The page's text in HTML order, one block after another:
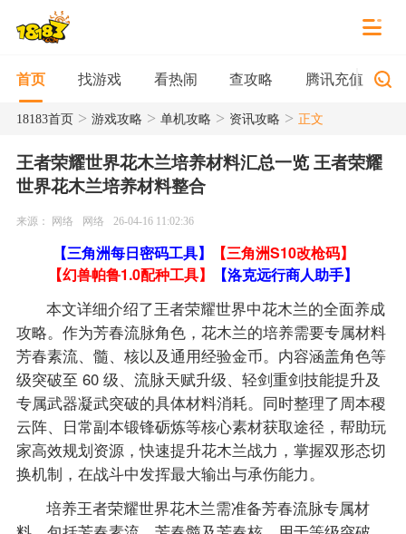
首页 找游戏 看热闹 查攻略 腾讯充值
18183首页> 游戏攻略 > 单机攻略 > 资讯攻略 > 正文
王者荣耀世界花木兰培养材料汇总一览 王者荣耀
世界花木兰培养材料整合
来源： 网络 网络 26-04-16 11:02:36
【三角洲每日密码工具】
【三角洲S10改枪码】
【幻兽帕鲁1.0配种工具】
【洛克远行商人助手】
本文详细介绍了王者荣耀世界中花木兰的全面养成
攻略。作为芳春流脉角色，花木兰的培养需要专属材料
芳春素流、髓、核以及通用经验金币。内容涵盖角色等
级突破至 60 级、流脉天赋升级、轻剑重剑技能提升及
专属武器凝武突破的具体材料消耗。同时整理了周本稷
云阵、日常副本锻锋砺炼等核心素材获取途径，帮助玩
家高效规划资源，快速提升花木兰战力，掌握双形态切
换机制，在战斗中发挥最大输出与承伤能力。
培养王者荣耀世界花木兰需准备芳春流脉专属材